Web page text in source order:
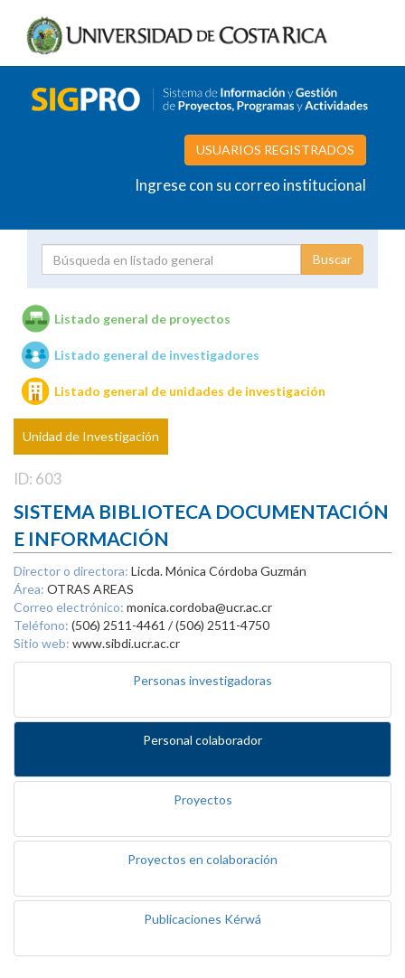
USUARIOS REGISTRADOS
Ingrese con su correo institucional
Unidades de investigación
Listado general de proyectos
Listado general de investigadores
Listado general de unidades de investigación
Unidad de Investigación
ID: 603
SISTEMA BIBLIOTECA DOCUMENTACIÓN
E INFORMACIÓN
Director o directora: Licda. Mónica Córdoba Guzmán
Área: OTRAS AREAS
Correo electrónico: monica.cordoba@ucr.ac.cr
Teléfono: (506) 2511-4461 / (506) 2511-4750
Sitio web: www.sibdi.ucr.ac.cr
Personas investigadoras
Personal colaborador
Proyectos
Proyectos en colaboración
Publicaciones Kérwá